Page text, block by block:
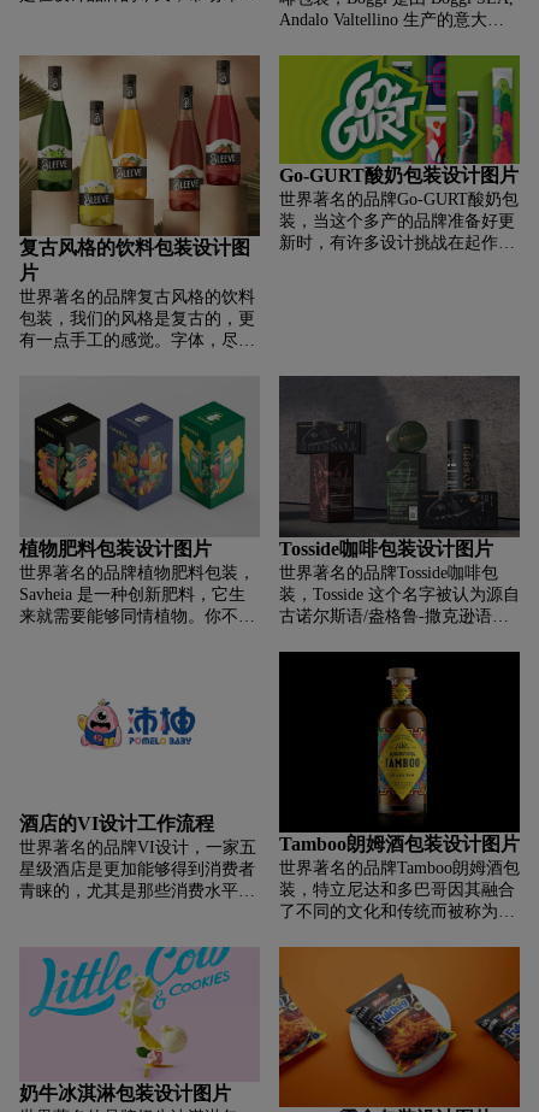
的几何图形组合。
己的生存之法与经营特征。那么
如果对这方面有需求的话，企业
怎样选vi设计公司，下面具体分
析：
Andalo Valtellino 生产的意大利
销。因此，我们必须开发一个标
志和包装设计，使品牌脱颖而出
并讲述其起源。Fabula Branding
分析了欧洲、亚洲和美国的市
场，研究消费者和全球设计趋
势。该项目的品牌战略管理由位
于纽约的专家团队监督。时尚、
简约的解决方案就这样诞生了，
使产品在货架上脱颖而出。它的
的怪诞字体，与时尚的单色包装
设计相得益彰，并有助于品牌识
别。
复古风格的饮料包装设计图
片
世界著名的品牌复古风格的饮料
包装，我们的风格是复古的，更
有一点手工的感觉。字体，尽管
“B”，这给标志一个个性的基
调。我们创建了一个非常明确的
视觉线，有层次的信息设计，以
满足客户购买时的体验。上层空
间作为区分和情感诉求的元素，
在那里我们用手工画的水果和树
叶，暗指每个产品的味道。在更
注重眼睛的中心条上，品牌被集
中在黑色的背景上，给人一种包
围产品的条纹的感觉，并与颈部
和瓶盖形成视觉联系，也用黑色
Go-GURT酸奶包装设计图片
世界著名的品牌Go-GURT酸奶包
装，当这个多产的品牌准备好更
新时，有许多设计挑战在起作
在。设计架构忠实于 Go-GURT
行品牌阻挡，而且还允许新徽标
流行并充当货架上的靶心。
植物肥料包装设计图片
世界著名的品牌植物肥料包装，
Savheia 是一种创新肥料，它生
来就需要能够同情植物。你不厌
盆里滴几滴，它就会把它的不足
和问题传递给你，知道他们需要
什么。您将能够立即与您的植物
中的移情）的组合。
Tosside咖啡包装设计图片
世界著名的品牌Tosside咖啡包
装，Tosside 这个名字被认为源自
古诺尔斯语/盎格鲁-撒克逊语。
狸，“Saetr”意为盛夏牧场。名称
逐渐更改为 Toddsett，然后是
Tossett，最终更名为 Tosside。直
到今天，在村庄中心的小喷泉顶
部有狐狸的象征，这一事实得到
了认可。Tosside 的西部历史上位
于 Gisburn 大古老教区的 Gisburn
Forest 镇，Gisburn Forest 于
1866 年成为一个独立的民事教
区。1974 年，它从约克郡的
West Riding 转移到兰开夏郡。
酒店的VI设计工作流程
世界著名的品牌VI设计，一家五
星级酒店是更加能够得到消费者
青睐的，尤其是那些消费水平比
星级酒店消费能够得到更加好的
服务，能够有更加好的待遇，而
且也让自己感到更加的有面子。
但是要想成为拥有一定知名度的
五星级酒店并不容易，目前五星
级酒店有很多，只有让酒店能够
得到更好的传播，才能够被更多
的消费者所熟知，才能够让更多
Tamboo朗姆酒包装设计图片
世界著名的品牌Tamboo朗姆酒包
装，特立尼达和多巴哥因其融合
了不同的文化和传统而被称为
比地区最大的庆祝活动——狂欢
节上。Tamboo 的理念是赋予品
牌一种大胆而充满活力的态度。
怀揣着将活泼多彩的嘉年华精神
捕捉到瓶中的野心；特立尼达和
多巴哥的真正精神，安哥斯图拉
花了几个世纪的时间完善他们的
奶牛冰淇淋包装设计图片